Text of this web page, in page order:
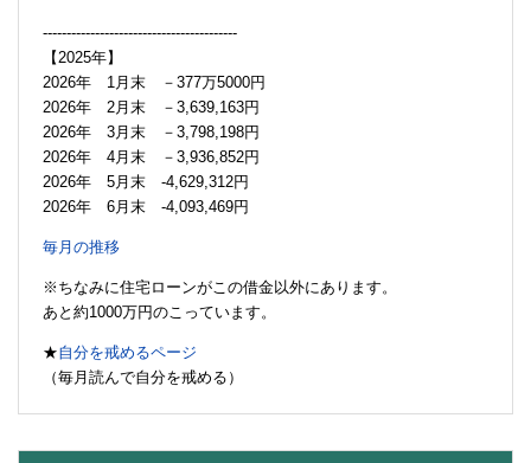
-----------------------------------------
【2025年】
2026年 1月末 －377万5000円
2026年 2月末 －3,639,163円
2026年 3月末 －3,798,198円
2026年 4月末 －3,936,852円
2026年 5月末 -4,629,312円
2026年 6月末 -4,093,469円
毎月の推移
※ちなみに住宅ローンがこの借金以外にあります。
あと約1000万円のこっています。
★自分を戒めるページ
（毎月読んで自分を戒める）